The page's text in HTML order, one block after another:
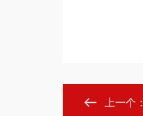
上一个：